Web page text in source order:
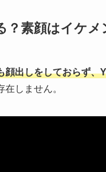
素顔はイケメ
出しをしておらず
しません。